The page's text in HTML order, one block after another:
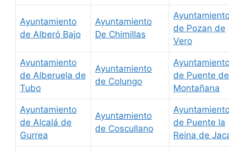
Ayuntamiento
de Alberó Bajo
Ayuntamiento
De Chimillas
de Pozan de
Vero
Ayuntamiento
de Alberuela de
Tubo
Ayuntamiento
de Colungo
de Puente de
Montañana
Ayuntamiento
de Alcalá de
Gurrea
Ayuntamiento
de Coscullano
de Puente la
Reina de